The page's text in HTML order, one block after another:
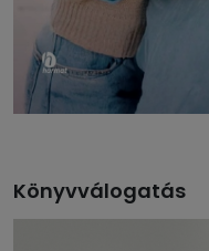
Könyvválogatás